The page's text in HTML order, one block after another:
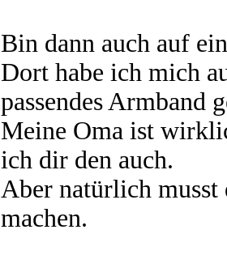
Bin dann auch auf
Dort habe ich mich
passendes Armband
Meine Oma ist
ich dir den auch.
Aber natürlich
machen.